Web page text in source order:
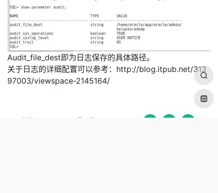
Audit_file_dest即为日志保存的具体路径。
关于日志的详细配置可以参考：http://blog.itpub.net/313
97003/viewspace-2145164/
What are your Feelings